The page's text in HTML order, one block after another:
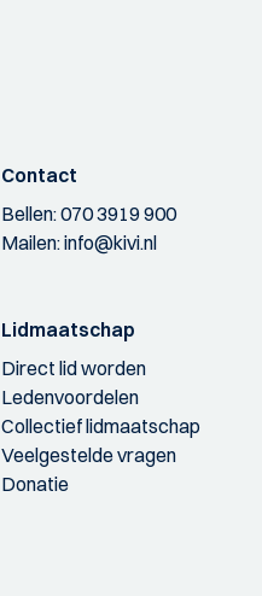
Contact
Bellen:070 3919 900
Mailen:info@kivi.nl
Lidmaatschap
Direct lid worden
Ledenvoordelen
Collectief lidmaatschap
Veelgestelde vragen
Donatie